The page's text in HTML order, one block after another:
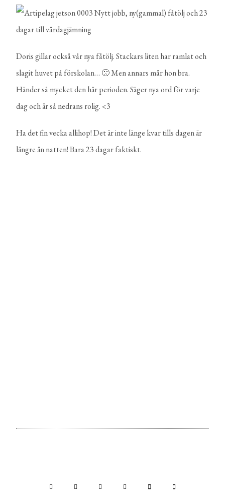
Doris gillar också vår nya fåtölj. Stackars liten har ramlat och
slagit huvet på förskolan… 🙁 Men annars mår hon bra.
Händer så mycket den här perioden. Säger nya ord för varje
dag och är så nedrans rolig. <3
Ha det fin vecka allihop! Det är inte länge kvar tills dagen är
längre än natten! Bara 23 dagar faktiskt.